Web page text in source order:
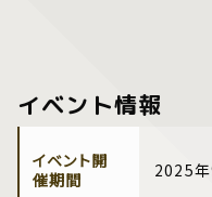
イベント情報
イベント開
催期間
2025